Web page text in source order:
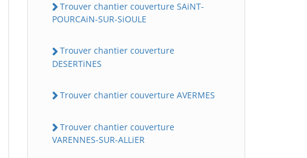
Trouver chantier couverture SAiNT-
POURCAiN-SUR-SiOULE
Trouver chantier couverture
DESERTiNES
Trouver chantier couverture AVERMES
Trouver chantier couverture
VARENNES-SUR-ALLiER